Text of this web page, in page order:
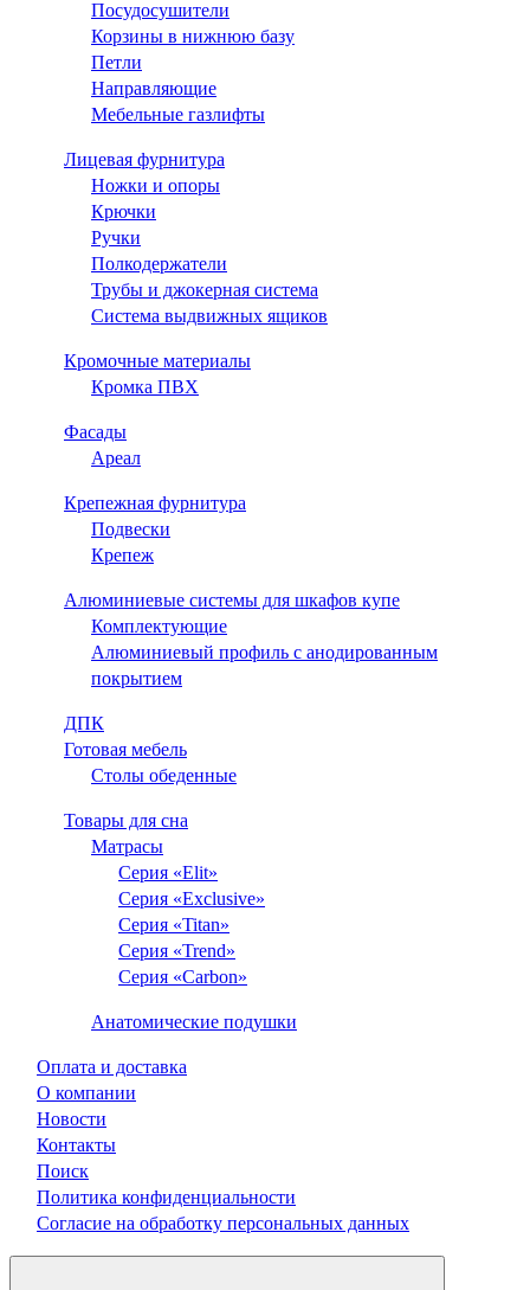
Посудосушители
Корзины в нижнюю базу
Петли
Направляющие
Мебельные газлифты
Лицевая фурнитура
Ножки и опоры
Крючки
Ручки
Полкодержатели
Трубы и джокерная система
Система выдвижных ящиков
Кромочные материалы
Кромка ПВХ
Фасады
Ареал
Крепежная фурнитура
Подвески
Крепеж
Алюминиевые системы для шкафов купе
Комплектующие
Алюминиевый профиль с анодированным
покрытием
ДПК
Готовая мебель
Столы обеденные
Товары для сна
Матрасы
Серия «Elit»
Серия «Exclusive»
Серия «Titan»
Серия «Trend»
Серия «Carbon»
Анатомические подушки
Оплата и доставка
О компании
Новости
Контакты
Поиск
Политика конфиденциальности
Согласие на обработку персональных данных